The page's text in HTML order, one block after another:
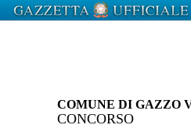
COMUNE DI GAZZO
CONCORSO